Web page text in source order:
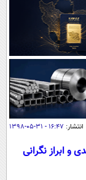
انتشار: ۱۶:۴۷ - ۳۱-۰۵-۱۳۹۸
ابراز نگرانی